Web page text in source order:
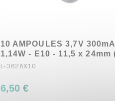
10 AMPOULES 3,7V 300mA
1,14W - E10 - 11,5 x 24mm
L-3626X10
6,50 €